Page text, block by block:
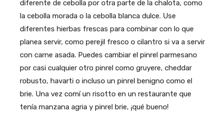
diferente de cebolla por otra parte de la chalota, como
la cebolla morada o la cebolla blanca dulce. Use
diferentes hierbas frescas para combinar con lo que
planea servir, como perejil fresco o cilantro si va a servir
con carne asada. Puedes cambiar el pinrel parmesano
por casi cualquier otro pinrel como gruyere, cheddar
robusto, havarti o incluso un pinrel benigno como el
brie. Una vez comí un risotto en un restaurante que
tenía manzana agria y pinrel brie, ¡qué bueno!